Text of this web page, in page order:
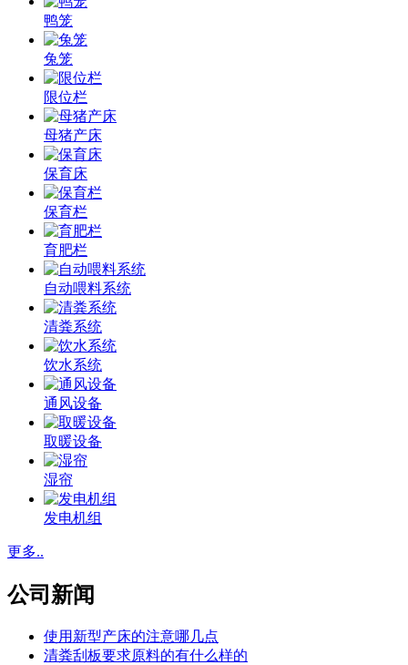
鸭笼
兔笼
限位栏
母猪产床
保育床
保育栏
育肥栏
自动喂料系统
清粪系统
饮水系统
通风设备
取暖设备
湿帘
发电机组
更多..
公司新闻
使用新型产床的注意哪几点
清粪刮板要求原料的有什么样的